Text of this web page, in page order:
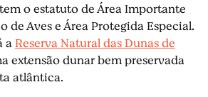
o estatuto de Área Importante
de Aves e Área Protegida Especial.
aReserva Natural das Dunas de
extensão dunar bem preservada
atlântica.